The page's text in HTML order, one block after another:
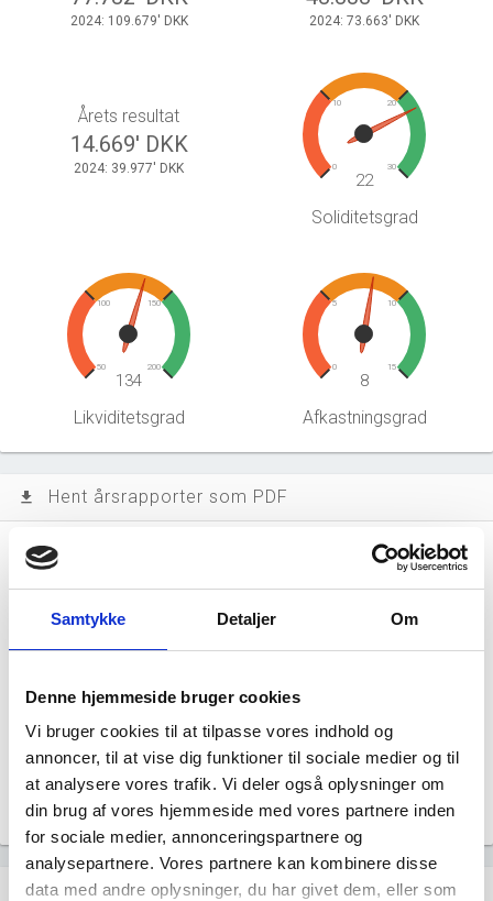
Samtykke Detaljer Om
Denne hjemmeside bruger cookies
Vi bruger cookies til at tilpasse vores indhold og
annoncer, til at vise dig funktioner til sociale medier og til
at analysere vores trafik. Vi deler også oplysninger om
din brug af vores hjemmeside med vores partnere inden
for sociale medier, annonceringspartnere og
analysepartnere. Vores partnere kan kombinere disse
data med andre oplysninger, du har givet dem, eller som
2024: 109.679' DKK 2024: 73.663' DKK
Årets resultat
14.669' DKK
2024: 39.977' DKK 0
10 20
30
22
Soliditetsgrad
50
100 150
200
134
Likviditetsgrad
0
5 10
15
8
Afkastningsgrad
file_download Hent årsrapporter som PDF
Årsrapporten 2025-12 file_download
Årsrapporten 2024-12
Årsrapporten 2022-12
Årsrapporten 2021-12
assignment Regnskaber